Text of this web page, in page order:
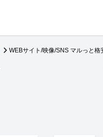
WEBサイト/映像/SNS マルっと格